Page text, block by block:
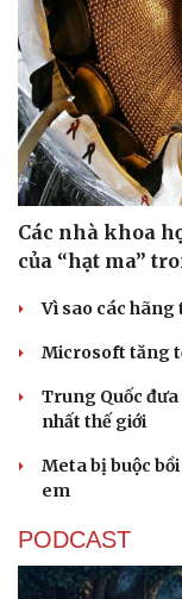
Doanh nghiệp
Thông tin doanh
Doanh nghiệp 24h
Doanh nhân
Vì cộng đồng
Các nhà khoa
của “hạt ma”
Vì sao các
Microsoft tăng
Trung Quốc
nhất thế giới
Meta bị buộc
em
PODCAST